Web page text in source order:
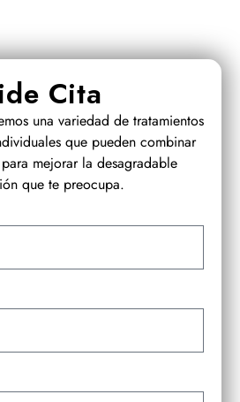
Cita
una variedad de tratamientos
que pueden combinar
mejorar la desagradable
que te preocupa.